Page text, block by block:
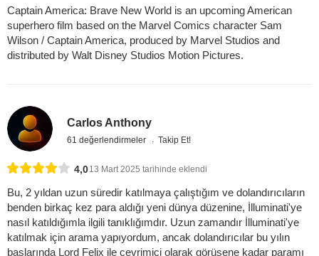
Captain America: Brave New World is an upcoming American
superhero film based on the Marvel Comics character Sam
Wilson / Captain America, produced by Marvel Studios and
distributed by Walt Disney Studios Motion Pictures.
Carlos Anthony
61 değerlendirmeler Takip Et!
4,013 Mart 2025 tarihinde eklendi
Bu, 2 yıldan uzun süredir katılmaya çalıştığım ve dolandırıcıların
benden birkaç kez para aldığı yeni dünya düzenine, İlluminati'ye
nasıl katıldığımla ilgili tanıklığımdır. Uzun zamandır İlluminati'ye
katılmak için arama yapıyordum, ancak dolandırıcılar bu yılın
başlarında Lord Felix ile çevrimiçi olarak görüşene kadar paramı